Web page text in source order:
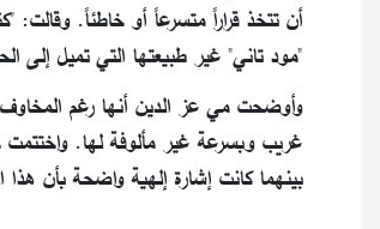
أن تتخذ قراراً متسرعاً أو خاطئاً.
"مود تاني" غير طبيعتها التي تميل إلى
وأوضحت مي عز الدين أنها رغم
غريب وبسرعة غير مألوفة لها. واختتمت
بينهما كانت إشارة إلهية واضحة بأن